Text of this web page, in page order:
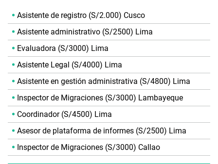
Asistente de registro (S/2.000) Cusco
Asistente administrativo (S/2500) Lima
Evaluadora (S/3000) Lima
Asistente Legal (S/4000) Lima
Asistente en gestión administrativa (S/4800) Lima
Inspector de Migraciones (S/3000) Lambayeque
Coordinador (S/4500) Lima
Asesor de plataforma de informes (S/2500) Lima
Inspector de Migraciones (S/3000) Callao